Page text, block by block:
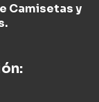
Camisetas y